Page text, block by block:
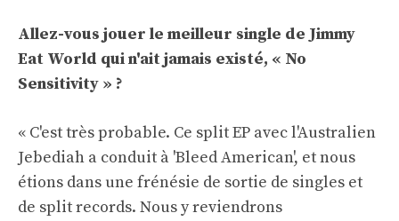
Allez-vous jouer le meilleur single de Jimmy
Eat World qui n'ait jamais existé, « No
Sensitivity » ?
« C'est très probable. Ce split EP avec l'Australien
Jebediah a conduit à 'Bleed American', et nous
étions dans une frénésie de sortie de singles et
de split records. Nous y reviendrons